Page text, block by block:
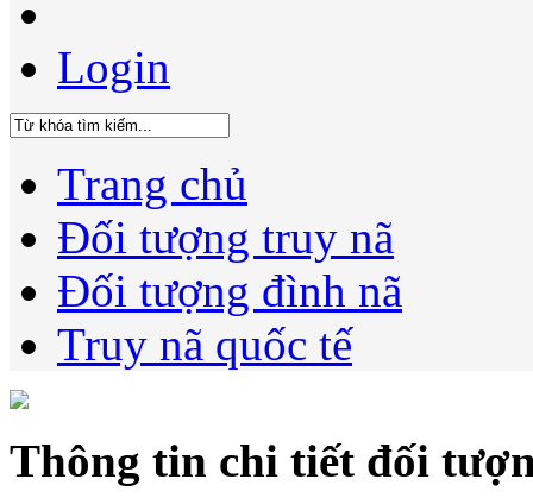
Login
Trang chủ
Đối tượng truy nã
Đối tượng đình nã
Truy nã quốc tế
Thông tin chi tiết đối